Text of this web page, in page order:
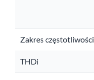
Zakres częstotliwości
THDi